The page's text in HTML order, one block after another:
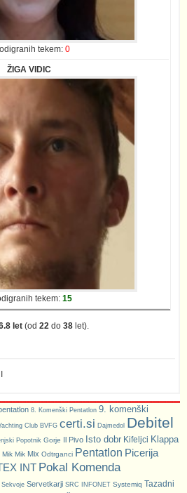
tekem: 0
ŽIGA VIDIC
tekem:15
let (od 22 do 38 let).
8. Komenški Pentatlon 9. komenški
Club BVFG certi.si Dajmedol Debitel
Popotnik Gorje Il Pivo Isto dobr Kifeljci Klappa
Mik Mik Mix Odtrganci Pentatlon Picerija
INT Pokal Komenda
Sekvoje Servetkarji SRC INFONET Systemiq Tazadni